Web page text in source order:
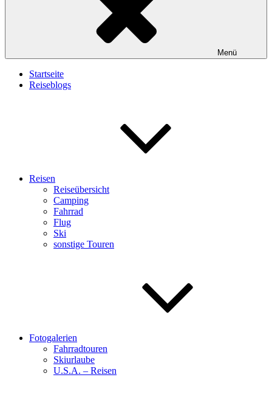
Menü
Startseite
Reiseblogs
Reisen
Reiseübersicht
Camping
Fahrrad
Flug
Ski
sonstige Touren
Fotogalerien
Fahrradtouren
Skiurlaube
U.S.A. – Reisen